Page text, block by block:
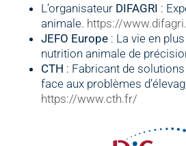
L’organisateur DIFAGRI :
animale. https://
JEFO Europe : La vie en
nutrition animale de
CTH : Fabricant de solutions
face aux problèmes
https://www.cth.fr/